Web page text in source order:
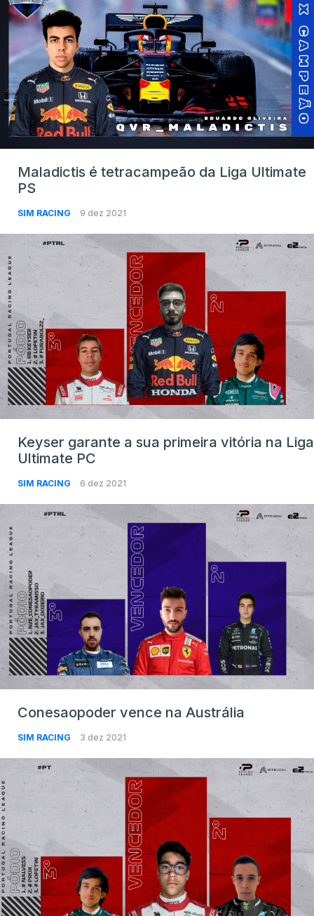
Maladictis é tetracampeão da Liga Ultimate
PS
SIM RACING 9 dez 2021
Keyser garante a sua primeira vitória na Liga
Ultimate PC
SIM RACING 6 dez 2021
Conesaopoder vence na Austrália
SIM RACING 3 dez 2021